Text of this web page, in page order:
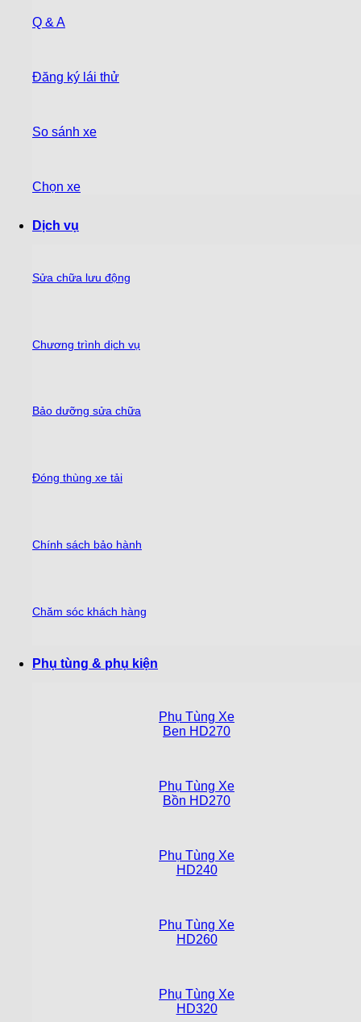
Q & A
Đăng ký lái thử
So sánh xe
Chọn xe
Dịch vụ
Sửa chữa lưu động
Chương trình dịch vụ
Bảo dưỡng sửa chữa
Đóng thùng xe tải
Chính sách bảo hành
Chăm sóc khách hàng
Phụ tùng & phụ kiện
Phụ Tùng Xe
Ben HD270
Phụ Tùng Xe
Bồn HD270
Phụ Tùng Xe
HD240
Phụ Tùng Xe
HD260
Phụ Tùng Xe
HD320